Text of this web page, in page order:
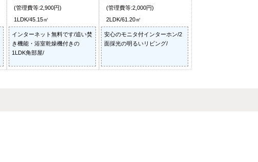
(管理費等:2,900円)
1LDK/45.15㎡
インターネット無料です/追い焚
き機能・浴室乾燥機付きの
1LDK角部屋/
(管理費等:2,000円)
2LDK/61.20㎡
安心のモニタ付インターホン/2
面採光の明るいリビング/